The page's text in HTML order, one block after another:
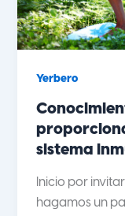
Yerbero
sistema
Inicio por
hagamos un